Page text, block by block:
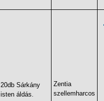
20db Sárkány
isten áldás.
Zentia
szellemharcos